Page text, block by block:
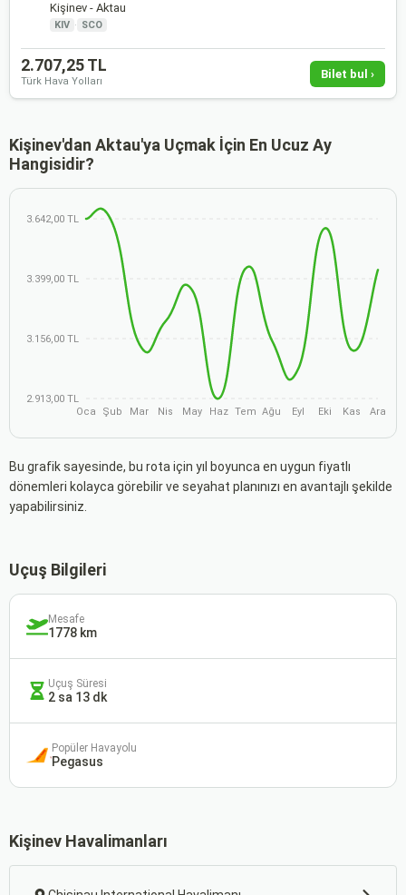
Kişinev - Aktau
KIV · SCO
2.707,25 TL
Türk Hava Yolları
Bilet bul ›
Kişinev'dan Aktau'ya Uçmak İçin En Ucuz Ay
Hangisidir?
3.642,00 TL
3.399,00 TL
3.156,00 TL
2.913,00 TL
Oca
Şub Mar Nis May Haz Tem Ağu Eyl Eki Kas Ara
Bu grafik sayesinde, bu rota için yıl boyunca en uygun fiyatlı
dönemleri kolayca görebilir ve seyahat planınızı en avantajlı şekilde
yapabilirsiniz.
Uçuş Bilgileri
Mesafe
1778 km
Uçuş Süresi
2 sa 13 dk
Popüler Havayolu
Pegasus
Kişinev Havalimanları